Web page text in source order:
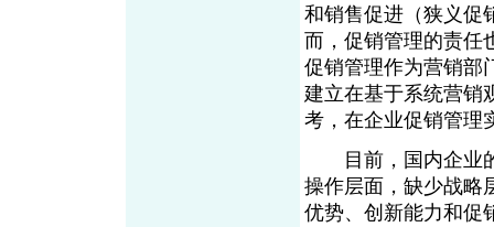
和销售促进（狭义促
而，促销管理的责任
促销管理作为营销部
建立在基于系统营销
考，在企业促销管理
目前，国内企业的
操作层面，缺少战略
优势、创新能力和促